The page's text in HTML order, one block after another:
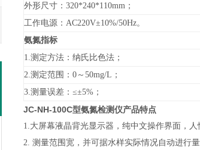
外形尺寸：320*240*110mm；
工作电源：AC220V±10%/50Hz。
氨氮指标
1.测定方法：纳氏比色法；
2.测定范围：0～50mg/L；
3.测量误差：≤±5%；
JC-NH-100C型氨氮检测仪产品特点
1.大屏幕液晶背光显示器，纯中文操作界面，人
2. 测量范围宽，并可据水样实际情况自动进行量